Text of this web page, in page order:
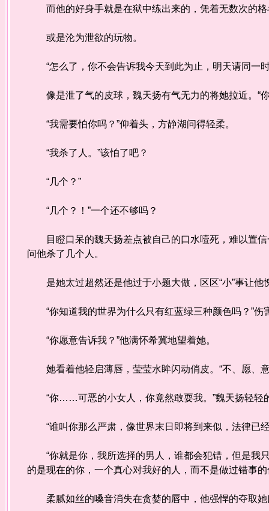
而他的好身手就是在狱中练出来的，凭着无数次的
或是沦为泄欲的玩物。
“怎么了，你不会告诉我今天到此为止，明天请同一
像是泄了气的皮球，魏天扬有气无力的将她拉近。“
“我需要怕你吗？”仰着头，方静湖问得轻柔。
“我杀了人。”该怕了吧？
“几个？”
“几个？！”一个还不够吗？
目瞪口呆的魏天扬差点被自己的口水噎死，难以置信
问他杀了几个人。
是她太过超然还是他过于小题大做，区区“小”事让
“你知道我的世界为什么只有红蓝绿三种颜色吗？”
“你愿意告诉我？”他满怀希冀地望着她。
她看着他轻启薄唇，莹莹水眸闪动俏皮。“不、愿、
“你……可恶的小女人，你竟然敢耍我。”魏天扬轻轻
“谁叫你那么严肃，像世界末日即将到来似，法律已
“你就是你，我所选择的男人，谁都会犯错，但是我
的是现在的你，一个真心对我好的人，而不是做过错
柔腻如丝的嗓音消失在贪婪的唇中，他强悍的夺取